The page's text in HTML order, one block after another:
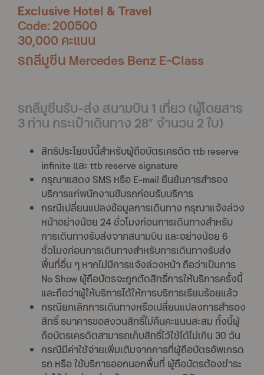
Exclusive Hotel & Travel
Code: 200500
30,000 คะแนน
รถลีมูซีน Mercedes Benz E-Class
รถลีมูซีนรับ-ส่ง สนามบิน 1 เที่ยว (ผู้โดยสาร
3 ท่าน กระเป๋าเดินทาง 28” จำนวน 2 ใบ)
สิทธิประโยชน์นี้สำหรับผู้ถือบัตรเครดิต ttb reserve
infinite และ ttb reserve signature
กรุณาแสดง SMS หรือ E-mail ยืนยันการสำรอง
บริการแก่พนักงานขับรถก่อนรับบริการ
กรณีเปลี่ยนแปลงข้อมูลการเดินทาง กรุณาแจ้งล่วง
หน้าอย่างน้อย 24 ชั่วโมงก่อนการเดินทางสำหรับ
การเดินทางรับส่งจากสนามบิน และอย่างน้อย 6
ชั่วโมงก่อนการเดินทางสำหรับการเดินทางรับส่ง
พื้นที่อื่น ๆ หากไม่มีการแจ้งล่วงหน้า ถือว่าเป็นการ
No Show ผู้ถือบัตรจะถูกตัดสิทธิ์การให้บริการครั้งนี้
และถือว่าผู้ให้บริการได้ให้การบริการเรียบร้อยแล้ว
กรณียกเลิกการเดินทางหรือเปลี่ยนแปลงการสำรอง
สิทธิ์ ธนาคารขอสงวนสิทธิ์ไม่คืนคะแนนสะสม ทั้งนี้ผู้
ถือบัตรเครดิตสามารถเก็บสิทธิ์ไว้ใช้ได้ไม่เกิน 30 วัน
กรณีมีค่าใช้จ่ายเพิ่มเติมจากการที่ผู้ถือบัตรอัพเกรด
รถ หรือ ใช้บริการออกนอกพื้นที่ ผู้ถือบัตรต้องชำระ